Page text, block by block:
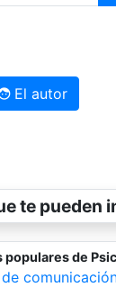
El autor
te pueden
populares de